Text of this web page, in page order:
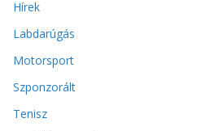
Hírek
Labdarúgás
Motorsport
Szponzorált
Tenisz